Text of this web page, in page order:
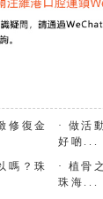
修復金
·
做活
好啲...
嗎？珠
·
植骨
珠海...